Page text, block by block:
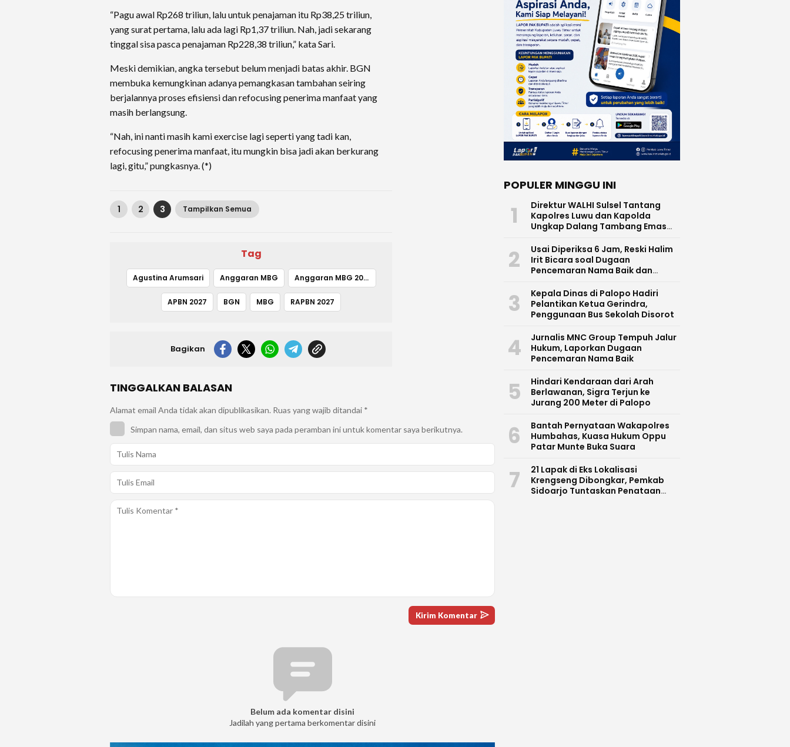
“Pagu awal Rp268 triliun, lalu untuk penajaman itu Rp38,25 triliun,
yang surat pertama, lalu ada lagi Rp1,37 triliun. Nah, jadi sekarang
tinggal sisa pasca penajaman Rp228,38 triliun,” kata Sari.
Meski demikian, angka tersebut belum menjadi batas akhir. BGN
membuka kemungkinan adanya pemangkasan tambahan seiring
berjalannya proses efisiensi dan refocusing penerima manfaat yang
masih berlangsung.
“Nah, ini nanti masih kami exercise lagi seperti yang tadi kan,
refocusing penerima manfaat, itu mungkin bisa jadi akan berkurang
lagi, gitu,” pungkasnya. (*)
1 2 3 Tampilkan Semua
Tag
Agustina Arumsari Anggaran MBG Anggaran MBG 2027
APBN 2027 BGN MBG RAPBN 2027
Bagikan
TINGGALKAN BALASAN
Alamat email Anda tidak akan dipublikasikan. Ruas yang wajib ditandai *
Simpan nama, email, dan situs web saya pada peramban ini untuk komentar saya berikutnya.
Belum ada komentar disini
Jadilah yang pertama berkomentar disini
POPULER MINGGU INI
1
Direktur WALHI Sulsel Tantang
Kapolres Luwu dan Kapolda
Ungkap Dalang Tambang Emas
2
Usai Diperiksa 6 Jam, Reski Halim
Irit Bicara soal Dugaan
Pencemaran Nama Baik dan
3
Kepala Dinas di Palopo Hadiri
Pelantikan Ketua Gerindra,
Penggunaan Bus Sekolah Disorot
4
Jurnalis MNC Group Tempuh Jalur
Hukum, Laporkan Dugaan
Pencemaran Nama Baik
5
Hindari Kendaraan dari Arah
Berlawanan, Sigra Terjun ke
Jurang 200 Meter di Palopo
6
Bantah Pernyataan Wakapolres
Humbahas, Kuasa Hukum Oppu
Patar Munte Buka Suara
7
21 Lapak di Eks Lokalisasi
Krengseng Dibongkar, Pemkab
Sidoarjo Tuntaskan Penataan